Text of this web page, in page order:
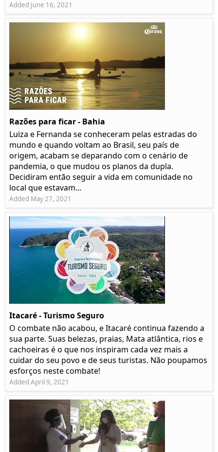
Added June 16, 2021
Razões para ficar - Bahia
Luiza e Fernanda se conheceram pelas estradas do
mundo e quando voltam ao Brasil, seu país de
origem, acabam se deparando com o cenário de
pandemia, o que mudou os planos da dupla.
Decidiram então seguir a vida em comunidade no
local que estavam...
Added May 27, 2021
Itacaré - Turismo Seguro
O combate não acabou, e Itacaré continua fazendo a
sua parte. Suas belezas, praias, Mata atlântica, rios e
cachoeiras é o que nos inspiram cada vez mais a
cuidar do seu povo e de seus turistas. Não poupamos
esforços neste combate!
Added April 9, 2021